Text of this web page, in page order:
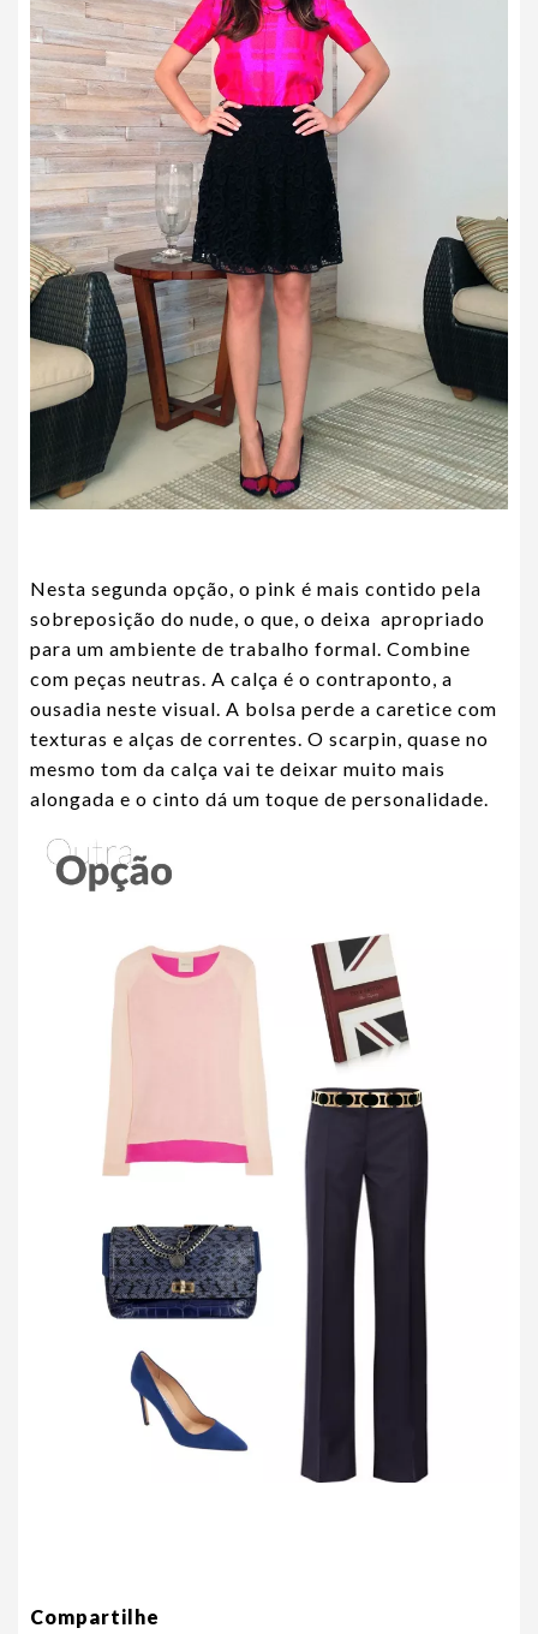
Nesta segunda opção, o pink é mais contido pela
sobreposição do nude, o que, o deixa apropriado
para um ambiente de trabalho formal. Combine
com peças neutras. A calça é o contraponto, a
ousadia neste visual. A bolsa perde a caretice com
texturas e alças de correntes. O scarpin, quase no
mesmo tom da calça vai te deixar muito mais
alongada e o cinto dá um toque de personalidade.
Compartilhe